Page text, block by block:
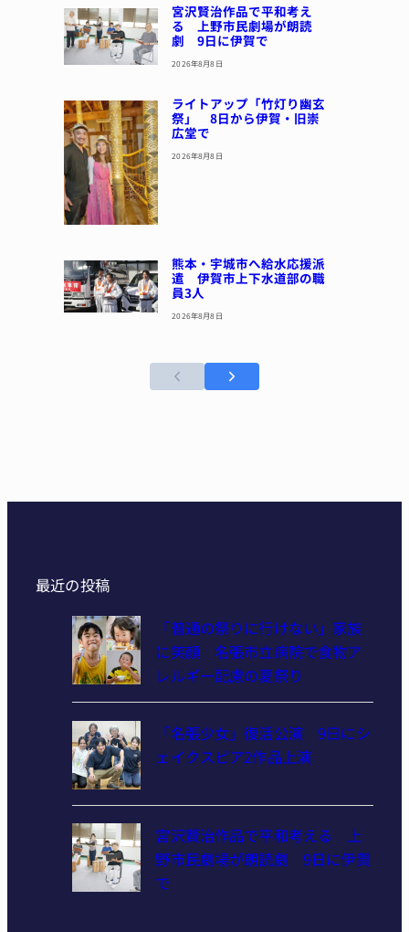
宮沢賢治作品で平和考え
る 上野市民劇場が朗読
劇 9日に伊賀で
2026年8月8日
ライトアップ「竹灯り幽玄
祭」 8日から伊賀・旧崇
広堂で
2026年8月8日
熊本・宇城市へ給水応援派
遣 伊賀市上下水道部の職
員3人
2026年8月8日
最近の投稿
「普通の祭りに行けない」家族
に笑顔 名張市立病院で食物ア
レルギー配慮の夏祭り
「名張少女」復活公演 9日にシ
ェイクスピア2作品上演
宮沢賢治作品で平和考える 上
野市民劇場が朗読劇 9日に伊賀
で